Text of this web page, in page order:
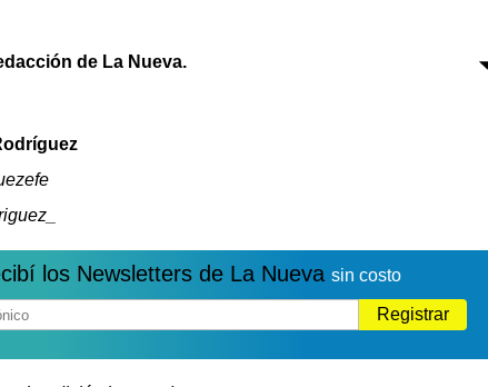
Teléfonos de urgencia
de La Nueva.
los Newsletters de La Nueva sin costo
Registrar